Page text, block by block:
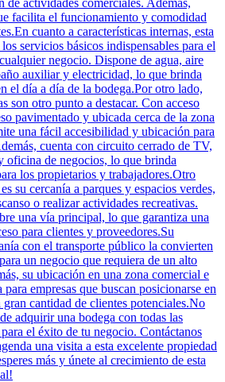
de actividades comerciales. Además,
facilita el funcionamiento y comodidad
cuanto a características internas, esta
servicios básicos indispensables para el
negocio. Dispone de agua, aire
auxiliar y electricidad, lo que brinda
el día a día de la bodega.Por otro lado,
son otro punto a destacar. Con acceso
pavimentado y ubicada cerca de la zona
una fácil accesibilidad y ubicación para
cuenta con circuito cerrado de TV,
oficina de negocios, lo que brinda
los propietarios y trabajadores.Otro
su cercanía a parques y espacios verdes,
o realizar actividades recreativas.
una vía principal, lo que garantiza una
para clientes y proveedores.Su
con el transporte público la convierten
un negocio que requiera de un alto
su ubicación en una zona comercial e
empresas que buscan posicionarse en
cantidad de clientes potenciales.No
adquirir una bodega con todas las
el éxito de tu negocio. Contáctanos
una visita a esta excelente propiedad
más y únete al crecimiento de esta